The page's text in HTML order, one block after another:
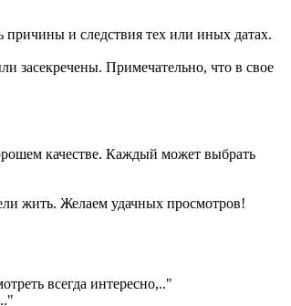
и следствия тех или иных датах.
засекречены. Примечательно, что в свое
качестве. Каждый может выбрать
жить. Желаем удачных просмотров!
всегда интересно,.."
.."